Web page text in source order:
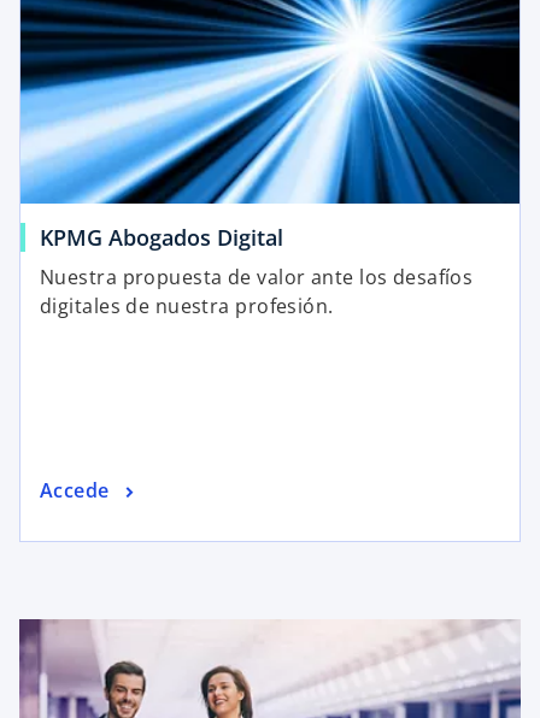
KPMG Abogados Digital
Nuestra propuesta de valor ante los desafíos
digitales de nuestra profesión.
Accede